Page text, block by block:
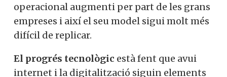
operacional augmenti per part de les grans
empreses i així el seu model sigui molt més
difícil de replicar.
El progrés tecnològic està fent que avui
internet i la digitalització siguin elements